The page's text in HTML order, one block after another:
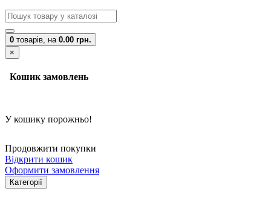
0 товарів, на 0.00 грн.
×
Кошик замовлень
У кошику порожньо!
Продовжити покупки
Відкрити кошик
Оформити замовлення
Категорії